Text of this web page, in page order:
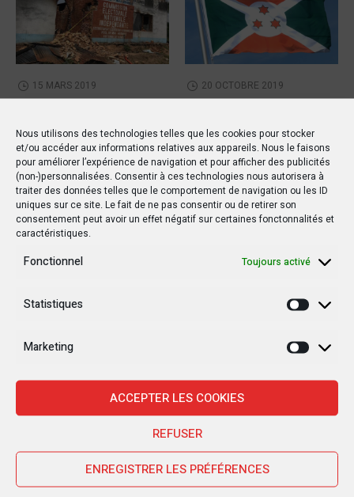
Nous utilisons des technologies telles que les cookies pour stocker
et/ou accéder aux informations relatives aux appareils. Nous le faisons
pour améliorer l’expérience de navigation et pour afficher des publicités
(non-)personnalisées. Consentir à ces technologies nous autorisera à
traiter des données telles que le comportement de navigation ou les ID
uniques sur ce site. Le fait de ne pas consentir ou de retirer son
consentement peut avoir un effet négatif sur certaines fonctonnalités et
caractéristiques.
Fonctionnel Toujours activé
Statistiques
Marketing
ACCEPTER LES COOKIES
REFUSER
ENREGISTRER LES PRÉFÉRENCES
15 MARS 2019
détaille les horreurs de
la violence à Yumbi
20 OCTOBRE 2019
étranger flotte au Sud-
Kivu !